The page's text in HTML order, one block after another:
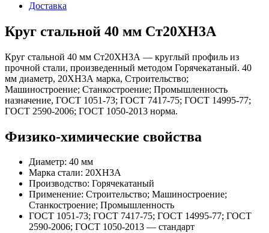
Доставка
Круг стальной 40 мм Ст20ХН3А
Круг стальной 40 мм Ст20ХН3А — круглый профиль из
прочной стали, произведенный методом Горячекатаный. 40
мм диаметр, 20ХН3А марка, Строительство;
Машиностроение; Станкостроение; Промышленность
назначение, ГОСТ 1051-73; ГОСТ 7417-75; ГОСТ 14995-77;
ГОСТ 2590-2006; ГОСТ 1050-2013 норма.
Физико-химические свойства
Диаметр: 40 мм
Марка стали: 20ХН3А
Производство: Горячекатаный
Применение: Строительство; Машиностроение;
Станкостроение; Промышленность
ГОСТ 1051-73; ГОСТ 7417-75; ГОСТ 14995-77; ГОСТ
2590-2006; ГОСТ 1050-2013 — стандарт